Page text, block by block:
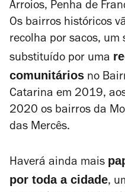
Arroios, Penha de
Os bairros históricos
recolha por sacos, um
substituído por uma
comunitários no
Catarina em 2019,
2020 os bairros da
das Mercês.
Haverá ainda mais
por toda a cidade,